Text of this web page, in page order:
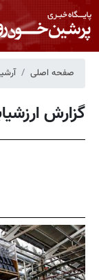
صفحه اصلی
گزارش